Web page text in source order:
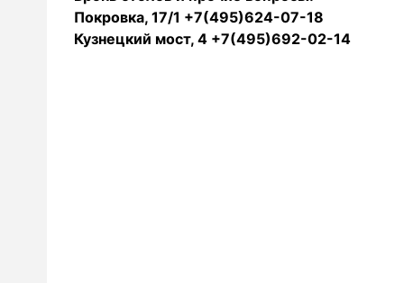
Покровка, 17/1 +7(495)624-07-18
Кузнецкий мост, 4 +7(495)692-02-14